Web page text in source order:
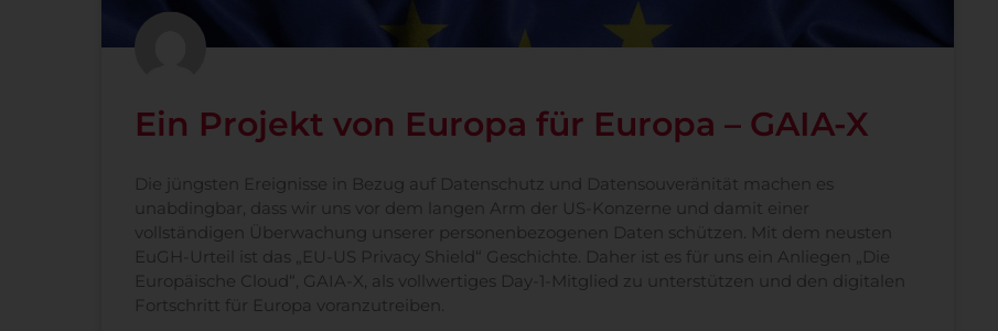
Ein Projekt von Europa für Europa – GAIA-X
Die jüngsten Ereignisse in Bezug auf Datenschutz und Datensouveränität machen es
unabdingbar, dass wir uns vor dem langen Arm der US-Konzerne und damit einer
vollständigen Überwachung unserer personenbezogenen Daten schützen. Mit dem neusten
EuGH-Urteil ist das „EU-US Privacy Shield“ Geschichte. Daher ist es für uns ein Anliegen „Die
Europäische Cloud“, GAIA-X, als vollwertiges Day-1-Mitglied zu unterstützen und den digitalen
Fortschritt für Europa voranzutreiben.